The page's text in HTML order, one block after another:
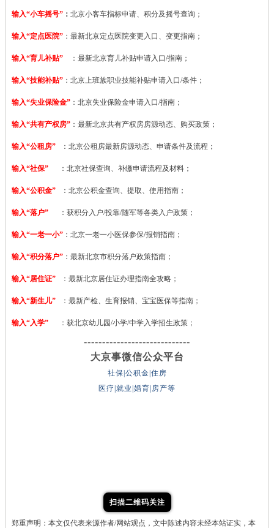
输入“小车摇号” ： 北京小客车指标申请、积分及摇号查询；
输入“定点医院” ： 最新北京定点医院变更入口、变更指南；
输入“育儿补贴” ：最新北京育儿补贴申请入口/指南；
输入“技能补贴” ： 北京上班族职业技能补贴申请入口/条件；
输入“失业保险金” ：北京失业保险金申请入口/指南；
输入“共有产权房” ：最新北京共有产权房房源动态、购买政策；
输入“公租房” ：北京公租房最新房源动态、申请条件及流程；
输入“社保” ：北京社保查询、补缴申请流程及材料；
输入“公积金” ：北京公积金查询、提取、使用指南；
输入“落户” ：获积分入户/投靠/随军等各类入户政策；
输入“一老一小” ：北京一老一小医保参保/报销指南；
输入“积分落户” ：最新北京市积分落户政策指南；
输入“居住证” ：最新北京居住证办理指南全攻略；
输入“新生儿” ：最新产检、生育报销、宝宝医保等指南；
输入“入学” ：获北京幼儿园/小学/中学入学招生政策；
-----------------------------
大京事微信公众平台
社保|公积金|住房
医疗|就业|婚育|房产等
扫描二维码关注
郑重声明：本文仅代表来源作者/网站观点，文中陈述内容未经本站证实，本